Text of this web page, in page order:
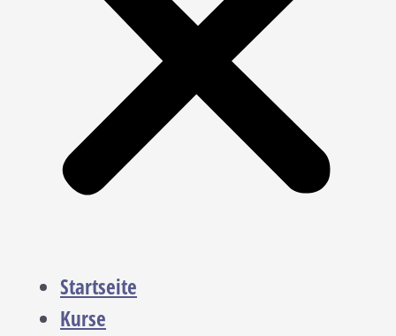
Startseite
Kurse